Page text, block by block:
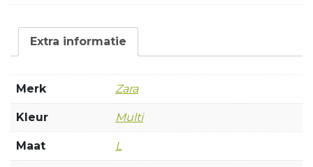
Extra informatie
Merk Zara
Kleur Multi
Maat L